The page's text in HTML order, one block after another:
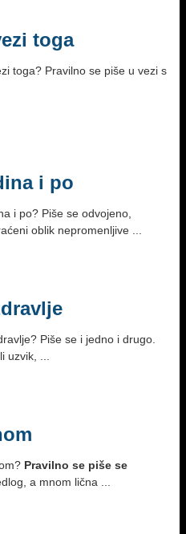
toga
toga? Pravilno se piše u vezi s
i po
i po? Piše se odvojeno,
oblik nepromenljive ...
Piše se i jedno i drugo.
...
Pravilno se piše se
a mnom lična ...